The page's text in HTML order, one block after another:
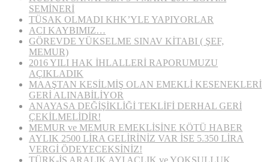
SEMİNERİ
TÜSAK OLMADI KHK’YLE YAPIYORLAR
ACI KAYBIMIZ…
GÖREVDE YÜKSELME SINAV KİTABI ( ŞEF,
MEMUR)
2016 YILI HAK İHLALLERİ RAPORUMUZU
AÇIKLADIK
MAAŞTAN KESİLMİŞ OLAN EMEKLİ KESENEKLERİ
GERİ ALINABİLİYOR
ANAYASA DEĞİŞİKLİĞİ TEKLİFİ DERHAL GERİ
ÇEKİLMELİDİR!
MEMUR ve MEMUR EMEKLİSİNE KÖTÜ HABER
AYLIK 2500 LİRA GELİRİNİZ VAR İSE 5.350 LİRA
VERGİ ÖDEYECEKSİNİZ!
TÜRK-İŞ ARALIK AYI AÇLIK ve YOKSULLUK